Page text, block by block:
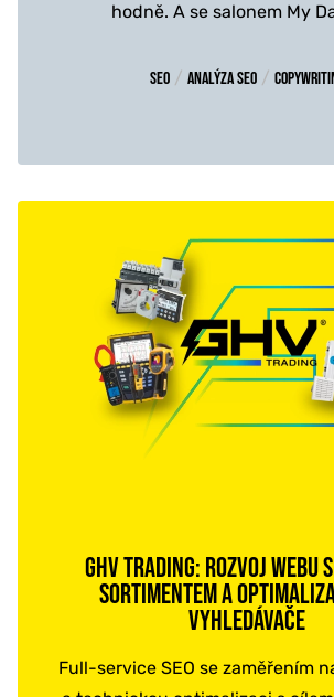
hodně. A se salonem My
SEO / Analýza SEO /
GHV TRADING: ROZVOJ WEBU
SORTIMENTEM A
VYHLEDÁVAČE
Full-service SEO se zaměřením